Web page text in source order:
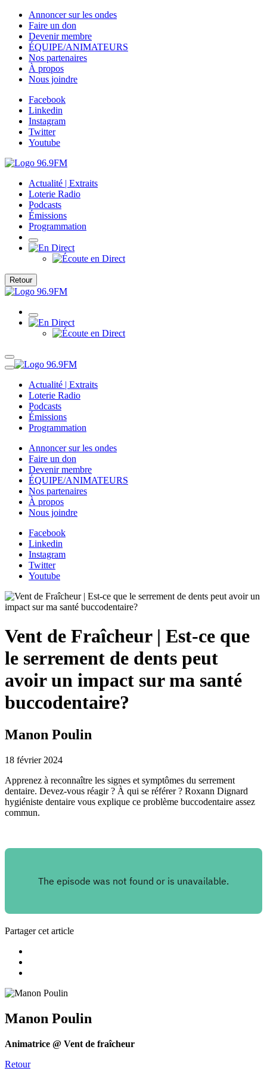
Annoncer sur les ondes
Faire un don
Devenir membre
ÉQUIPE/ANIMATEURS
Nos partenaires
À propos
Nous joindre
Facebook
Linkedin
Instagram
Twitter
Youtube
Actualité | Extraits
Loterie Radio
Podcasts
Émissions
Programmation
Retour
Actualité | Extraits
Loterie Radio
Podcasts
Émissions
Programmation
Annoncer sur les ondes
Faire un don
Devenir membre
ÉQUIPE/ANIMATEURS
Nos partenaires
À propos
Nous joindre
Facebook
Linkedin
Instagram
Twitter
Youtube
Vent de Fraîcheur | Est-ce que
le serrement de dents peut
avoir un impact sur ma santé
buccodentaire?
Manon Poulin
18 février 2024
Apprenez à reconnaître les signes et symptômes du serrement
dentaire. Devez-vous réagir ? À qui se référer ? Roxann Dignard
hygiéniste dentaire vous explique ce problème buccodentaire assez
commun.
Partager cet article
Manon Poulin
Animatrice @ Vent de fraîcheur
Retour